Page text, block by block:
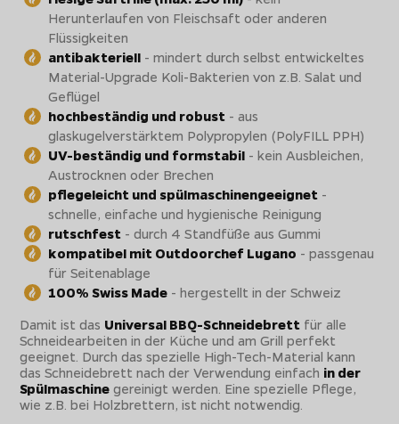
Herunterlaufen von Fleischsaft oder anderen
Flüssigkeiten
antibakteriell - mindert durch selbst entwickeltes
Material-Upgrade Koli-Bakterien von z.B. Salat und
Geflügel
hochbeständig und robust - aus
glaskugelverstärktem Polypropylen (PolyFILL PPH)
UV-beständig und formstabil - kein Ausbleichen,
Austrocknen oder Brechen
pflegeleicht und spülmaschinengeeignet -
schnelle, einfache und hygienische Reinigung
rutschfest - durch 4 Standfüße aus Gummi
kompatibel mit Outdoorchef Lugano - passgenau
für Seitenablage
100% Swiss Made - hergestellt in der Schweiz
Damit ist das Universal BBQ-Schneidebrett für alle
Schneidearbeiten in der Küche und am Grill perfekt
geeignet. Durch das spezielle High-Tech-Material kann
das Schneidebrett nach der Verwendung einfach in der
Spülmaschine gereinigt werden. Eine spezielle Pflege,
wie z.B. bei Holzbrettern, ist nicht notwendig.